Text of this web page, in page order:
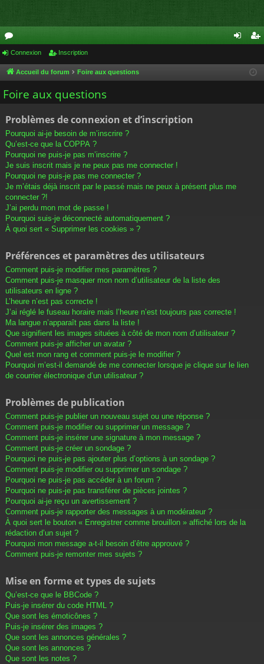
or
u
m
cri
Connexion Inscription
Accueil du forum Foire aux questions
Foire aux questions
Problèmes de connexion et d’inscription
Pourquoi ai-je besoin de m’inscrire ?
Qu’est-ce que la COPPA ?
Pourquoi ne puis-je pas m’inscrire ?
Je suis inscrit mais je ne peux pas me connecter !
Pourquoi ne puis-je pas me connecter ?
Je m’étais déjà inscrit par le passé mais ne peux à présent plus me
connecter ?!
J’ai perdu mon mot de passe !
Pourquoi suis-je déconnecté automatiquement ?
À quoi sert « Supprimer les cookies » ?
Préférences et paramètres des utilisateurs
Comment puis-je modifier mes paramètres ?
Comment puis-je masquer mon nom d’utilisateur de la liste des
utilisateurs en ligne ?
L’heure n’est pas correcte !
J’ai réglé le fuseau horaire mais l’heure n’est toujours pas correcte !
Ma langue n’apparaît pas dans la liste !
Que signifient les images situées à côté de mon nom d’utilisateur ?
Comment puis-je afficher un avatar ?
Quel est mon rang et comment puis-je le modifier ?
Pourquoi m’est-il demandé de me connecter lorsque je clique sur le lien
de courrier électronique d’un utilisateur ?
Problèmes de publication
Comment puis-je publier un nouveau sujet ou une réponse ?
Comment puis-je modifier ou supprimer un message ?
Comment puis-je insérer une signature à mon message ?
Comment puis-je créer un sondage ?
Pourquoi ne puis-je pas ajouter plus d’options à un sondage ?
Comment puis-je modifier ou supprimer un sondage ?
Pourquoi ne puis-je pas accéder à un forum ?
Pourquoi ne puis-je pas transférer de pièces jointes ?
Pourquoi ai-je reçu un avertissement ?
Comment puis-je rapporter des messages à un modérateur ?
À quoi sert le bouton « Enregistrer comme brouillon » affiché lors de la
rédaction d’un sujet ?
Pourquoi mon message a-t-il besoin d’être approuvé ?
Comment puis-je remonter mes sujets ?
Mise en forme et types de sujets
Qu’est-ce que le BBCode ?
Puis-je insérer du code HTML ?
Que sont les émoticônes ?
Puis-je insérer des images ?
Que sont les annonces générales ?
Que sont les annonces ?
Que sont les notes ?